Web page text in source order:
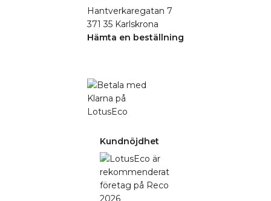
Hantverkaregatan 7
371 35 Karlskrona
Hämta en beställning
Kundnöjdhet